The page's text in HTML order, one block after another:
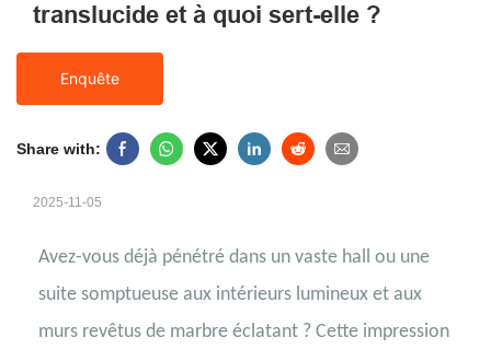
translucide et à quoi sert-elle ?
Enquête
Share with:
2025-11-05
Avez-vous déjà pénétré dans un vaste hall ou une
suite somptueuse aux intérieurs lumineux et aux
murs revêtus de marbre éclatant ? Cette impression